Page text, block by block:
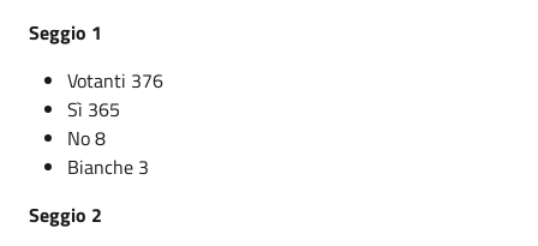
Seggio 1
Votanti 376
Sì 365
No 8
Bianche 3
Seggio 2